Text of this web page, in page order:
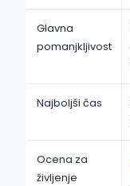
Glavna
pomanjkljivost
Najboljši čas
Ocena za
življenje